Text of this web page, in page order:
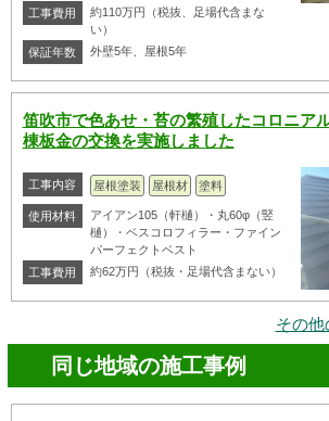
工事費用
約110万円（税抜、足場代含まな
い）
保証年数
外壁5年、屋根5年
笛吹市で色あせ・苔の繁殖したコロニア
棟板金の交換を実施しました
工事内容 屋根塗装 屋根材 塗料
使用材料
アイアン105（軒樋）・丸60φ（竪
樋）・ベスコロフィラー・ファイン
パーフェクトベスト
工事費用
約62万円（税抜・足場代含まない）
その他
同じ地域の施工事例